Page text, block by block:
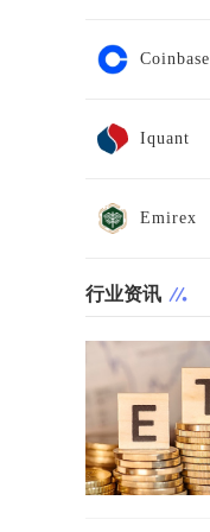
Coinbase
Iquant
Emirex
行业资讯